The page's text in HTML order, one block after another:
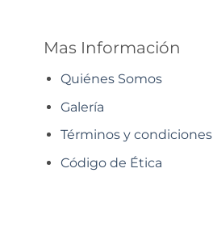
Mas Información
Quiénes Somos
Galería
Términos y condiciones
Código de Ética